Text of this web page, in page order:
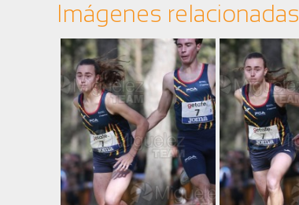
Imágenes relacionadas